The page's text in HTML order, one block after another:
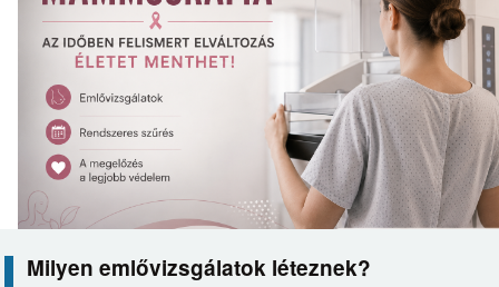
Milyen emlővizsgálatok léteznek?